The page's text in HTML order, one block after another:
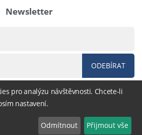
Newsletter
ODEBÍRAT
povlečení - nastavení cookies
pro analýzu návštěvnosti. Chcete-li
nastavení.
Odmítnout Přijmout vše